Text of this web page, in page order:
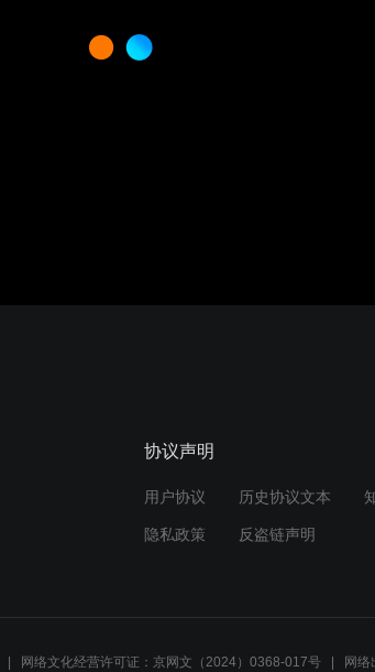
协议声明
用户协议 历史协议文本
隐私政策 反盗链声明
网络文化经营许可证：京网文（2024）0368-017号 网